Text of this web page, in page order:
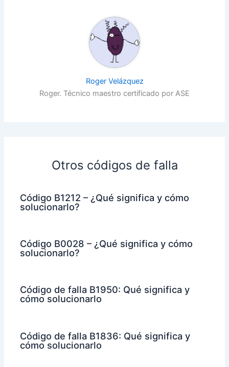
Roger Velázquez
Roger. Técnico maestro certificado por ASE
Otros códigos de falla
Código B1212 – ¿Qué significa y cómo
solucionarlo?
Código B0028 – ¿Qué significa y cómo
solucionarlo?
Código de falla B1950: Qué significa y
cómo solucionarlo
Código de falla B1836: Qué significa y
cómo solucionarlo